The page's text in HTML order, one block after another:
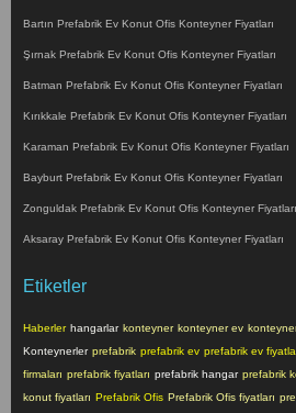
Bartın Prefabrik Ev Konut Ofis Konteyner Fiyatları
Şırnak Prefabrik Ev Konut Ofis Konteyner Fiyatları
Batman Prefabrik Ev Konut Ofis Konteyner Fiyatları
Kırıkkale Prefabrik Ev Konut Ofis Konteyner Fiyatları
Karaman Prefabrik Ev Konut Ofis Konteyner Fiyatları
Bayburt Prefabrik Ev Konut Ofis Konteyner Fiyatları
Zonguldak Prefabrik Ev Konut Ofis Konteyner Fiyatları
Aksaray Prefabrik Ev Konut Ofis Konteyner Fiyatları
Etiketler
Haberler hangarlar konteyner konteyner ev
Konteynerler prefabrik prefabrik ev prefabrik ev
firmaları prefabrik fiyatları prefabrik hangar prefabrik
konut fiyatları Prefabrik Ofis Prefabrik Ofis fiyatları